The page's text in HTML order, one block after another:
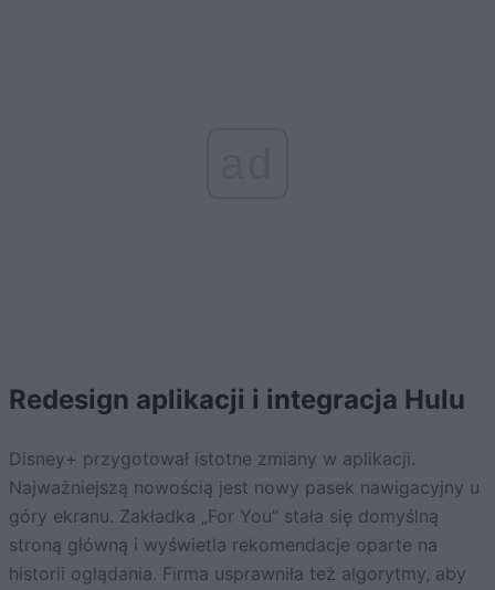
Redesign aplikacji i integracja Hulu
Disney+ przygotował istotne zmiany w aplikacji.
Najważniejszą nowością jest nowy pasek nawigacyjny u
góry ekranu. Zakładka „For You” stała się domyślną
stroną główną i wyświetla rekomendacje oparte na
historii oglądania. Firma usprawniła też algorytmy, aby